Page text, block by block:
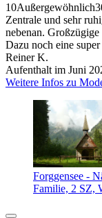
10Außergewöhnlich
Zentrale und sehr
nebenan.
Dazu noch eine
Reiner K.
Aufenthalt im Juni
Weitere Infos zu
Forggensee -
Familie, 2 SZ,